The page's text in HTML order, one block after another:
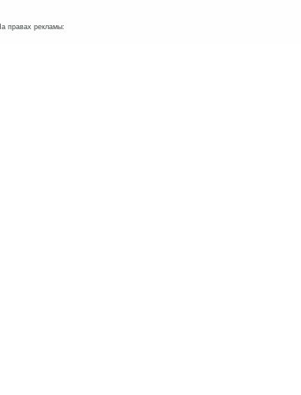
правах рекламы: